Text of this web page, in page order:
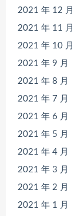
2021 年 12 月
2021 年 11 月
2021 年 10 月
2021 年 9 月
2021 年 8 月
2021 年 7 月
2021 年 6 月
2021 年 5 月
2021 年 4 月
2021 年 3 月
2021 年 2 月
2021 年 1 月